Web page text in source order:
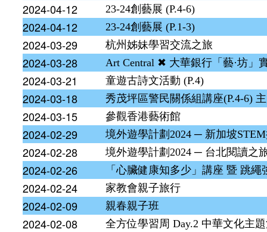
2024-04-12 23-24創藝展 (P.4-6)
2024-04-12 23-24創藝展 (P.1-3)
2024-03-29 杭州姊妹學習交流之旅
2024-03-28 Art Central ✖ 大華銀行「藝·坊」
2024-03-21 童遊古詩文活動 (P.4)
2024-03-18 秀茂坪區警民關係組講座(P.4-6)
2024-03-15 參觀香港藝術館
2024-02-29 境外遊學計劃2024 ─ 新加坡
2024-02-28 境外遊學計劃2024 ─ 台北閱讀之
2024-02-26 「心臟健康知多少」講座 暨 跳繩
2024-02-24 家教會親子旅行
2024-02-09 親春親子班
2024-02-08 全方位學習周 Day.2 中華文化主